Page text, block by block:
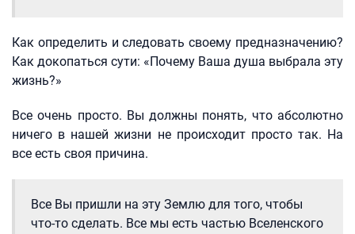
Как определить и следовать своему предназначению?
Как докопаться сути: «Почему Ваша душа выбрала эту
жизнь?»
Все очень просто. Вы должны понять, что абсолютно
ничего в нашей жизни не происходит просто так. На
все есть своя причина.
Все Вы пришли на эту Землю для того, чтобы
что-то сделать. Все мы есть частью Вселенского